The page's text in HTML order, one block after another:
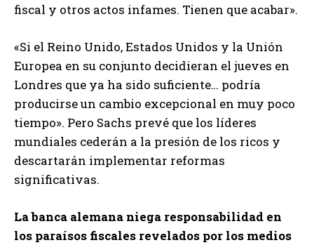
fiscal y otros actos infames. Tienen que acabar».
«Si el Reino Unido, Estados Unidos y la Unión
Europea en su conjunto decidieran el jueves en
Londres que ya ha sido suficiente… podría
producirse un cambio excepcional en muy poco
tiempo». Pero Sachs prevé que los líderes
mundiales cederán a la presión de los ricos y
descartarán implementar reformas
significativas.
La banca alemana niega responsabilidad en
los paraísos fiscales revelados por los medios